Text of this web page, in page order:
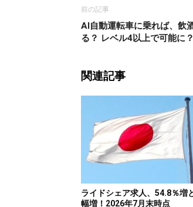
前の記事
AI自動運転車に乗れば、飲
る？ レベル4以上で可能に？
関連記事
ライドシェア求人、54.8％増
幅増！2026年7月末時点